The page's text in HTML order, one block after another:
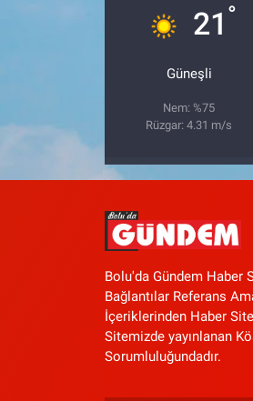
21 °
Güneşli
Nem: %75
Rüzgar: 4.31 m/s
Bolu'da Gündem Haber
Bağlantılar Referans
İçeriklerinden Haber
Sitemizde yayınlanan
Sorumluluğundadır.